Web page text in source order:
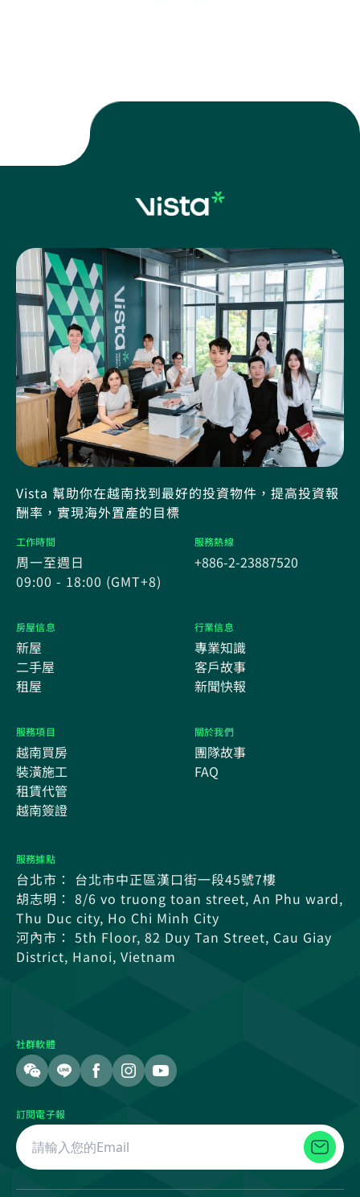
Vista 幫助你在越南找到最好的投資物件，提高投資報
酬率，實現海外置產的目標
工作時間
周一至週日
09:00 - 18:00 (GMT+8)
服務熱線
+886-2-23887520
房屋信息
新屋
二手屋
租屋
行業信息
專業知識
客戶故事
新聞快報
服務項目
越南買房
裝潢施工
租賃代管
越南簽證
關於我們
團隊故事
FAQ
服務據點
台北市： 台北市中正區漢口街一段45號7樓
胡志明： 8/6 vo truong toan street, An Phu ward,
Thu Duc city, Ho Chi Minh City
河內市： 5th Floor, 82 Duy Tan Street, Cau Giay
District, Hanoi, Vietnam
社群軟體
訂閱電子報